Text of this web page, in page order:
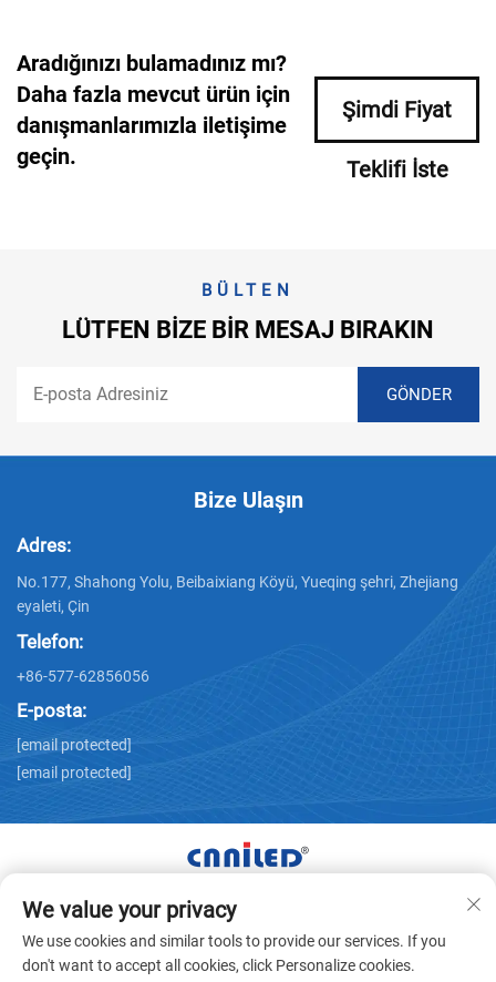
Aradığınızı bulamadınız mı?
Daha fazla mevcut ürün için
danışmanlarımızla iletişime
geçin.
Şimdi Fiyat
Teklifi İste
BÜLTEN
LÜTFEN BIZE BIR MESAJ BIRAKIN
Bize Ulaşın
Adres:
No.177, Shahong Yolu, Beibaixiang Köyü, Yueqing şehri, Zhejiang
eyaleti, Çin
Telefon:
+86-577-62856056
E-posta:
[email protected]
[email protected]
Tüm Hakları Zhejiang Nailide Power Technology Co.,Ltd.
Şirketine Aittir © -Gizlilik politikası
We value your privacy
We use cookies and similar tools to provide our services. If you
don't want to accept all cookies, click Personalize cookies.